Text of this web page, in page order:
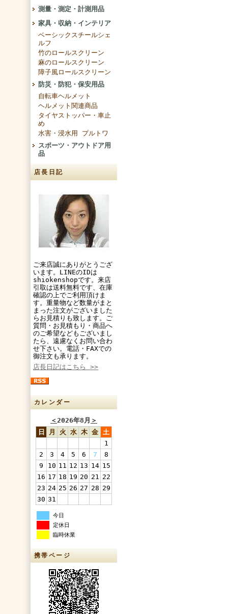
測量・測定・計測用品
家具・収納・インテリア
ベーシックスチールシェ
ルフ
竹のロールスクリーン
麻のロールスクリーン
障子風ロールスクリーン
防災・防犯・保安用品
自転車ヘルメット
ヘルメット関連商品
タイヤストッパー・車止
め
水害・浸水用 プルトワ
スポーツ・アウトドア用
品
店長日記
ご来店誠にありがとうござ
います。LINEのIDは
shiokenshopです。来店
引取は送料無料です、在庫
確認の上でご利用頂けま
す。重量物など数量がまと
まった注文がございました
らお見積りも致します。ご
質問・お見積もり・商品へ
のご希望などもございまし
たら、遠慮なくお問い合わ
せ下さい。電話・FAXでの
御注文も承ります。
店長日記はこちら >>
カレンダー
＜2026年8月 ＞
日
月 火 水 木 金 土
1
2
3 4 5 6 7
8
9
10 11 12 13 14 15
16 17 18 19 20 21 22
23 24 25 26 27 28 29
30 31
今日
定休日
臨時休業
携帯ページ